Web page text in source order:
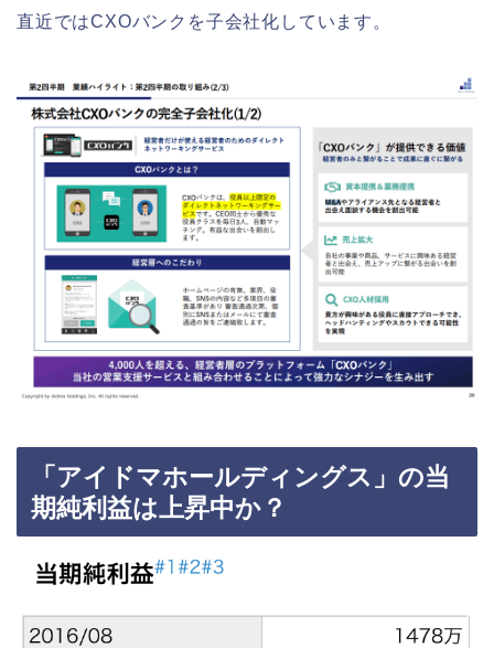
直近ではCXOバンクを子会社化しています。
「アイドマホールディングス」の当
期純利益は上昇中か？